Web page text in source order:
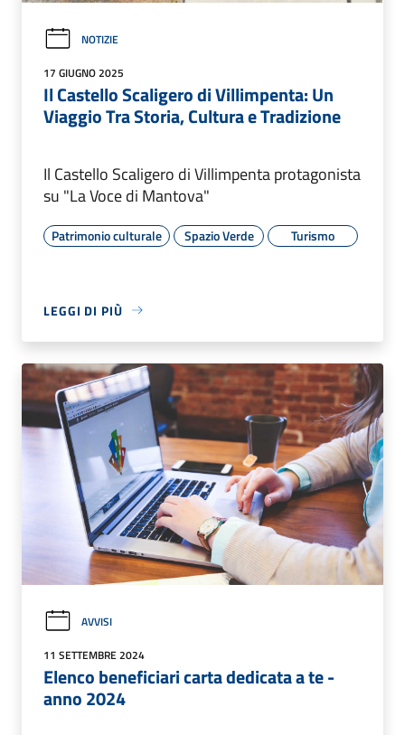
NOTIZIE
17 GIUGNO 2025
Il Castello Scaligero di Villimpenta: Un
Viaggio Tra Storia, Cultura e Tradizione
Il Castello Scaligero di Villimpenta protagonista
su "La Voce di Mantova"
Patrimonio culturale Spazio Verde Turismo
LEGGI DI PIÙ
AVVISI
11 SETTEMBRE 2024
Elenco beneficiari carta dedicata a te -
anno 2024